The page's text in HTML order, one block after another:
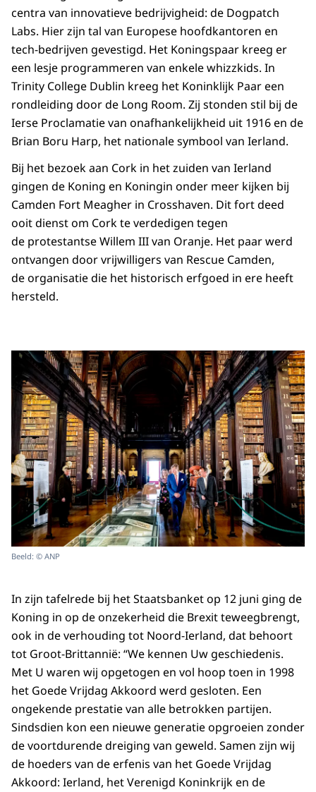
centra van innovatieve bedrijvigheid: de Dogpatch
Labs. Hier zijn tal van Europese hoofdkantoren en
tech-bedrijven gevestigd. Het Koningspaar kreeg er
een lesje programmeren van enkele whizzkids. In
Trinity College Dublin kreeg het Koninklijk Paar een
rondleiding door de Long Room. Zij stonden stil bij de
Ierse Proclamatie van onafhankelijkheid uit 1916 en de
Brian Boru Harp, het nationale symbool van Ierland.
Bij het bezoek aan Cork in het zuiden van Ierland
gingen de Koning en Koningin onder meer kijken bij
Camden Fort Meagher in Crosshaven. Dit fort deed
ooit dienst om Cork te verdedigen tegen
de protestantse Willem III van Oranje. Het paar werd
ontvangen door vrijwilligers van Rescue Camden,
de organisatie die het historisch erfgoed in ere heeft
hersteld.
Beeld: © ANP
In zijn tafelrede bij het Staatsbanket op 12 juni ging de
Koning in op de onzekerheid die Brexit teweegbrengt,
ook in de verhouding tot Noord-Ierland, dat behoort
tot Groot-Brittannië: “We kennen Uw geschiedenis.
Met U waren wij opgetogen en vol hoop toen in 1998
het Goede Vrijdag Akkoord werd gesloten. Een
ongekende prestatie van alle betrokken partijen.
Sindsdien kon een nieuwe generatie opgroeien zonder
de voortdurende dreiging van geweld. Samen zijn wij
de hoeders van de erfenis van het Goede Vrijdag
Akkoord: Ierland, het Verenigd Koninkrijk en de